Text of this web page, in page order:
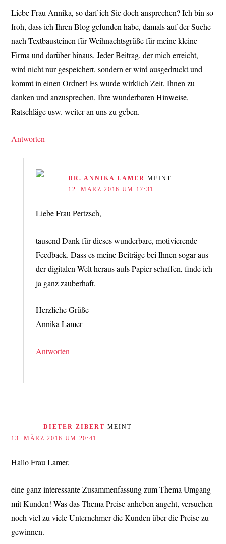
Liebe Frau Annika, so darf ich Sie doch ansprechen? Ich bin so
froh, dass ich Ihren Blog gefunden habe, damals auf der Suche
nach Textbausteinen für Weihnachtsgrüße für meine kleine
Firma und darüber hinaus. Jeder Beitrag, der mich erreicht,
wird nicht nur gespeichert, sondern er wird ausgedruckt und
kommt in einen Ordner! Es wurde wirklich Zeit, Ihnen zu
danken und anzusprechen, Ihre wunderbaren Hinweise,
Ratschläge usw. weiter an uns zu geben.
Antworten
DR. ANNIKA LAMER MEINT
12. MÄRZ 2016 UM 17:31
Liebe Frau Pertzsch,
tausend Dank für dieses wunderbare, motivierende
Feedback. Dass es meine Beiträge bei Ihnen sogar aus
der digitalen Welt heraus aufs Papier schaffen, finde ich
ja ganz zauberhaft.
Herzliche Grüße
Annika Lamer
Antworten
DIETER ZIBERT MEINT
13. MÄRZ 2016 UM 20:41
Hallo Frau Lamer,
eine ganz interessante Zusammenfassung zum Thema Umgang
mit Kunden! Was das Thema Preise anheben angeht, versuchen
noch viel zu viele Unternehmer die Kunden über die Preise zu
gewinnen.